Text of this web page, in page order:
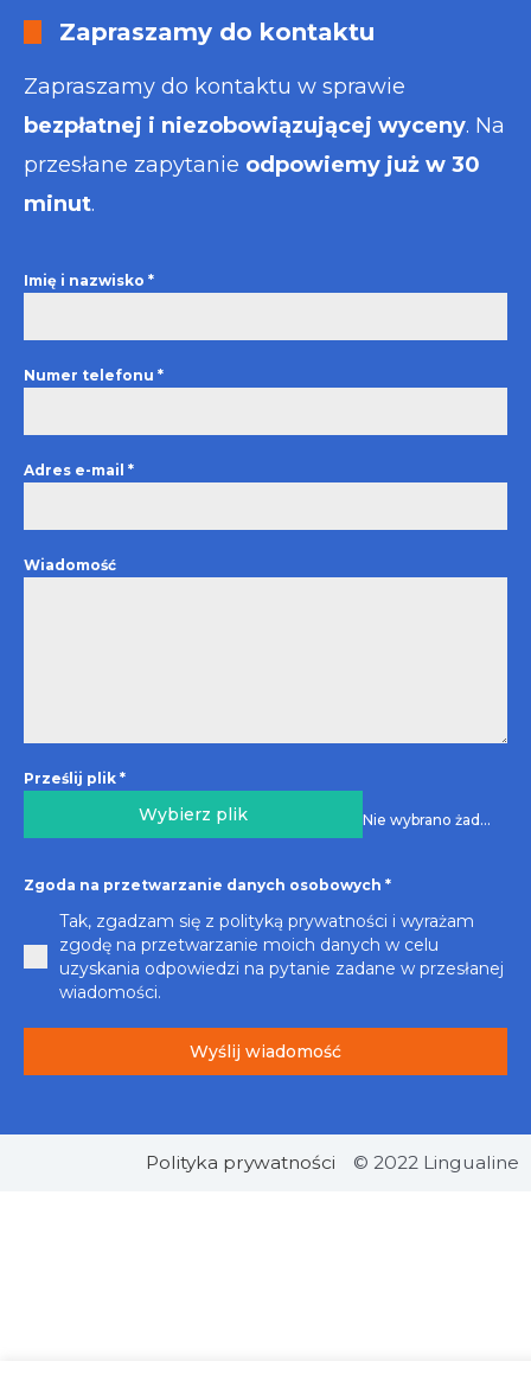
Zapraszamy do kontaktu
Zapraszamy do kontaktu w sprawie
bezpłatnej i niezobowiązującej wyceny. Na
przesłane zapytanie odpowiemy już w 30
minut.
Imię i nazwisko *
Numer telefonu *
Adres e-mail *
Wiadomość
Prześlij plik *
Wybierz plik Nie wybrano żadnego pliku
Zgoda na przetwarzanie danych osobowych *
Tak, zgadzam się z polityką prywatności i wyrażam
zgodę na przetwarzanie moich danych w celu
uzyskania odpowiedzi na pytanie zadane w przesłanej
wiadomości.
Wyślij wiadomość
Polityka prywatności © 2022 Lingualine